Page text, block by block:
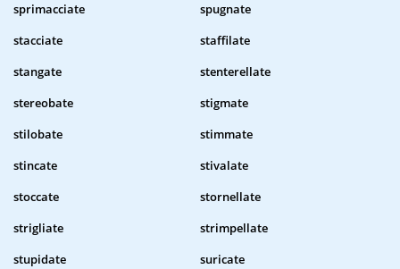
sprimacciate
spugnate
stacciate
staffilate
stangate
stenterellate
stereobate
stigmate
stilobate
stimmate
stincate
stivalate
stoccate
stornellate
strigliate
strimpellate
stupidate
suricate